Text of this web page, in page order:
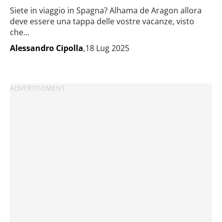
Siete in viaggio in Spagna? Alhama de Aragon allora
deve essere una tappa delle vostre vacanze, visto
che...
Alessandro Cipolla,18 Lug 2025